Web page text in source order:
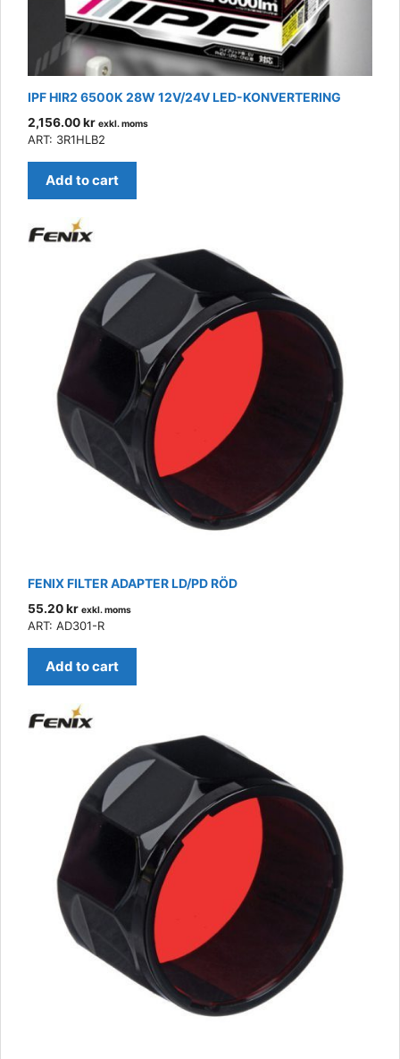
IPF HIR2 6500K 28W 12V/24V LED-KONVERTERING
2,156.00kr exkl. moms
ART: 3R1HLB2
Add to cart
FENIX FILTER ADAPTER LD/PD RÖD
55.20kr exkl. moms
ART: AD301-R
Add to cart